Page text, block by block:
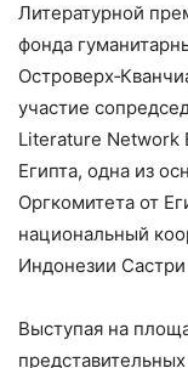
Литературной
фонда
участие
Literature Network
Египта, одна из
Оргкомитета от
национальный
Индонезии
Выступая на